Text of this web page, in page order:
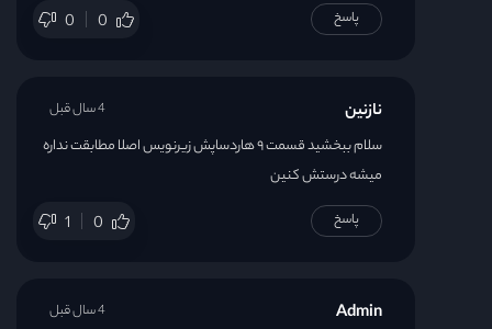
0 0 پاسخ
نازنین
سلام ببخشید قسمت ۹ هاردساپش زیرنویس اصلا مطابقت نداره
میشه درستش کنین
1 0
4 سال قبل
پاسخ
Admin 4 سال قبل